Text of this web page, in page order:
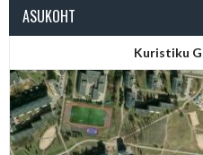
ASUKOHT
Kuristiku